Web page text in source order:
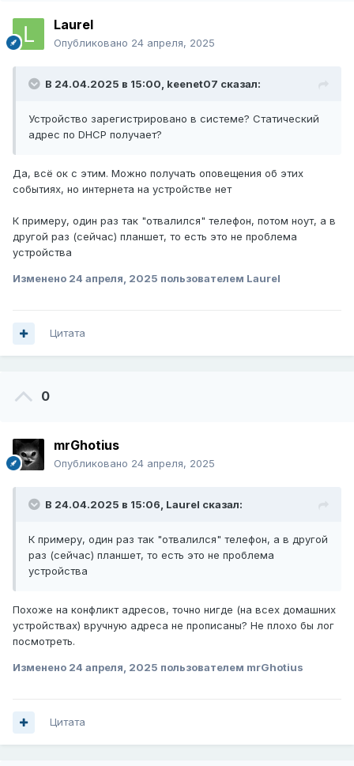
Laurel
Опубликовано 24 апреля, 2025
В 24.04.2025 в 15:00, keenet07 сказал:
Устройство зарегистрировано в системе? Статический
адрес по DHCP получает?
Да, всё ок с этим. Можно получать оповещения об этих
событиях, но интернета на устройстве нет
К примеру, один раз так "отвалился" телефон, потом ноут, а в
другой раз (сейчас) планшет, то есть это не проблема
устройства
Изменено 24 апреля, 2025 пользователем Laurel
Цитата
0
mrGhotius
Опубликовано 24 апреля, 2025
В 24.04.2025 в 15:06, Laurel сказал:
К примеру, один раз так "отвалился" телефон, а в другой
раз (сейчас) планшет, то есть это не проблема
устройства
Похоже на конфликт адресов, точно нигде (на всех домашних
устройствах) вручную адреса не прописаны? Не плохо бы лог
посмотреть.
Изменено 24 апреля, 2025 пользователем mrGhotius
Цитата